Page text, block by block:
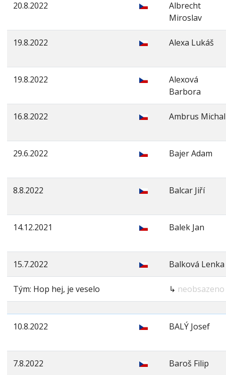
20.8.2022
Albrecht
Miroslav
19.8.2022 Alexa Lukáš
19.8.2022
Alexová
Barbora
16.8.2022 Ambrus Michal
29.6.2022 Bajer Adam
8.8.2022 Balcar Jiří
14.12.2021 Balek Jan
15.7.2022 Balková Lenka
Tým: Hop hej, je veselo ↳ neobsazeno
10.8.2022 BALÝ Josef
7.8.2022 Baroš Filip